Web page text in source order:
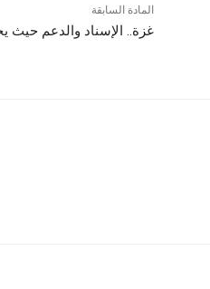
المادة السابقة
غزة.. الإسناد والدعم حيث